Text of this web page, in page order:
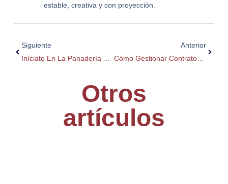
estable, creativa y con proyección.
Siguiente
Anterior
Cómo Gestionar Contratos Laborales En El Sector De Panadería Y Pastelería
Otros
artículos